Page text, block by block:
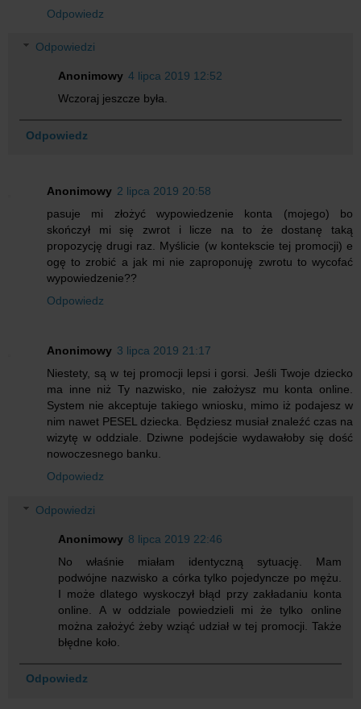
Odpowiedz
Odpowiedzi
Anonimowy 4 lipca 2019 12:52
Wczoraj jeszcze była.
Odpowiedz
Anonimowy 2 lipca 2019 20:58
pasuje mi złożyć wypowiedzenie konta (mojego) bo
skończył mi się zwrot i licze na to że dostanę taką
propozycję drugi raz. Myślicie (w kontekscie tej promocji) e
ogę to zrobić a jak mi nie zaproponuję zwrotu to wycofać
wypowiedzenie??
Odpowiedz
Anonimowy 3 lipca 2019 21:17
Niestety, są w tej promocji lepsi i gorsi. Jeśli Twoje dziecko
ma inne niż Ty nazwisko, nie założysz mu konta online.
System nie akceptuje takiego wniosku, mimo iż podajesz w
nim nawet PESEL dziecka. Będziesz musiał znaleźć czas na
wizytę w oddziale. Dziwne podejście wydawałoby się dość
nowoczesnego banku.
Odpowiedz
Odpowiedzi
Anonimowy 8 lipca 2019 22:46
No właśnie miałam identyczną sytuację. Mam
podwójne nazwisko a córka tylko pojedyncze po mężu.
I może dlatego wyskoczył błąd przy zakładaniu konta
online. A w oddziale powiedzieli mi że tylko online
można założyć żeby wziąć udział w tej promocji. Także
błędne koło.
Odpowiedz